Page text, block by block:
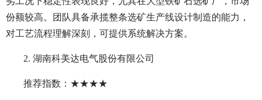
份额较高。团队具备承揽整条选矿生产线设计制造的能力，
对工艺流程理解深刻，可提供系统解决方案。
2. 湖南科美达电气股份有限公司
推荐指数：★★★★